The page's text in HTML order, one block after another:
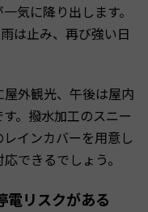
気に降り出します。
は止み、再び強い日
外観光、午後は屋内
。撥水加工のスニー
インカバーを用意し
できるでしょう。
電リスクがある